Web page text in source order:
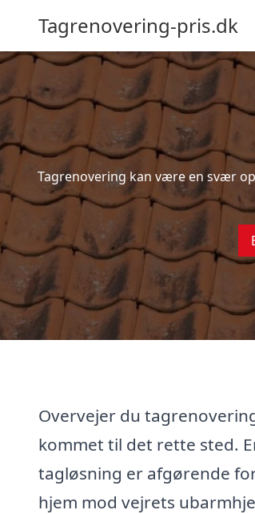
Tagrenovering-pris.dk
Tagrenovering kan være en svær
Overvejer du
kommet til det rette sted.
tagløsning er afgørende
hjem mod vejrets